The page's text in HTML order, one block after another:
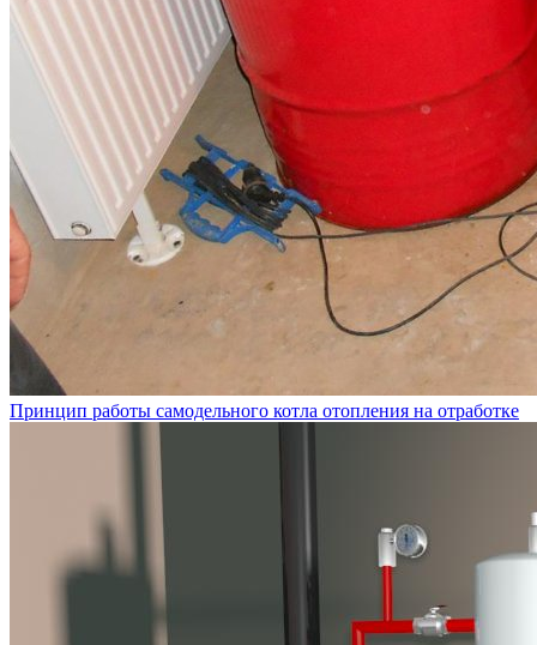
Принцип работы самодельного котла отопления на отработке